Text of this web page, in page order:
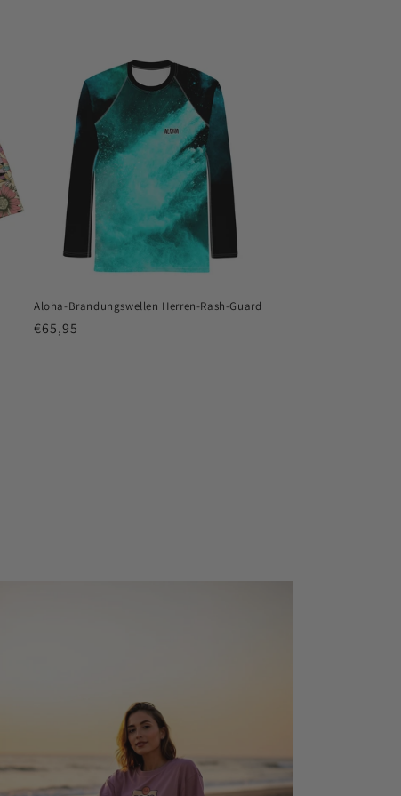
Aloha-Brandungswellen Herren-Rash-Guard
Normaler
€65,95